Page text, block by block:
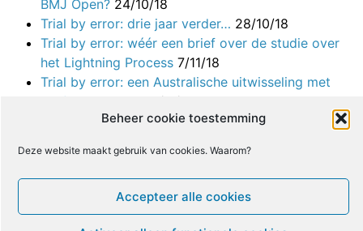
Beheer cookie toestemming
Deze website maakt gebruik van cookies. Waarom?
Accepteer alle cookies
BMJ Open? 24/10/18
Trial by error: drie jaar verder… 28/10/18
Trial by error: wéér een brief over de studie over
het Lightning Process 7/11/18
Trial by error: een Australische uitwisseling met
professor Sharpe
8/11/18
Trial by error: hoe ontwijk je ethische review?
Trial by error: enkele bedenkingen over NICE
19/11/18
Trial by error: goed nieuws over Cochrane
Trial by error: BMJ zag Bristols ethische